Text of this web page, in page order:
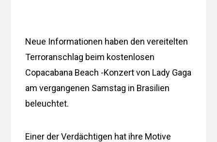
Neue Informationen haben den vereitelten
Terroranschlag beim kostenlosen
Copacabana Beach -Konzert von Lady Gaga
am vergangenen Samstag in Brasilien
beleuchtet.
Einer der Verdächtigen hat ihre Motive